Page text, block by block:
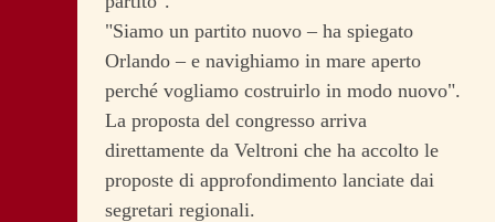
"Siamo un partito nuovo – ha spiegato
Orlando – e navighiamo in mare aperto
perché vogliamo costruirlo in modo nuovo".
La proposta del congresso arriva
direttamente da Veltroni che ha accolto le
proposte di approfondimento lanciate dai
segretari regionali.